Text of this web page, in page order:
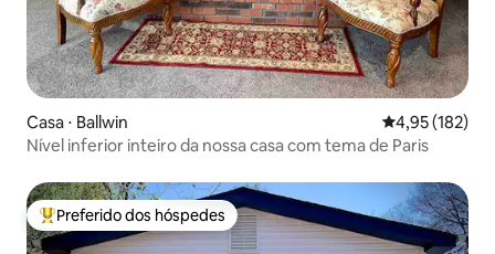
Casa ⋅ Ballwin 4,95 de uma
4,95 (182)
Nível inferior inteiro da nossa casa com tema de Paris
Entre os melhores preferidos dos hóspedes
Preferido dos hóspedes